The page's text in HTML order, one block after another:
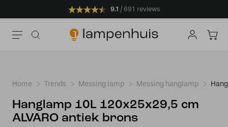
9.1 691 reviews
Home Trends Messing lamp Messing hanglamp
Hanglamp 10L 120x25x29,5 cm
ALVARO antiek brons